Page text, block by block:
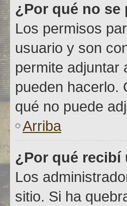
¿Por qué no
Los permisos
usuario y son
permite adjuntar
pueden hacerlo.
qué no puede
Arriba
¿Por qué recibí
Los
sitio. Si ha